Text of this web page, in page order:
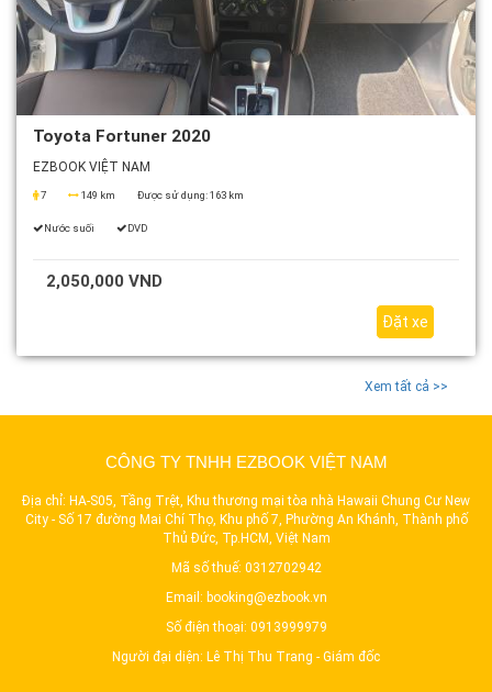
Toyota Fortuner 2020
EZBOOK VIỆT NAM
7 149 km Được sử dụng:163 km
Nước suối DVD
2,050,000 VND
Đặt xe
Xem tất cả >>
CÔNG TY TNHH EZBOOK VIỆT NAM
Địa chỉ: HA-S05, Tầng Trệt, Khu thương mại tòa nhà Hawaii Chung Cư New
City - Số 17 đường Mai Chí Thọ, Khu phố 7, Phường An Khánh, Thành phố
Thủ Đức, Tp.HCM, Việt Nam
Mã số thuế: 0312702942
Email: booking@ezbook.vn
Số điện thoại: 0913999979
Người đại diện: Lê Thị Thu Trang - Giám đốc